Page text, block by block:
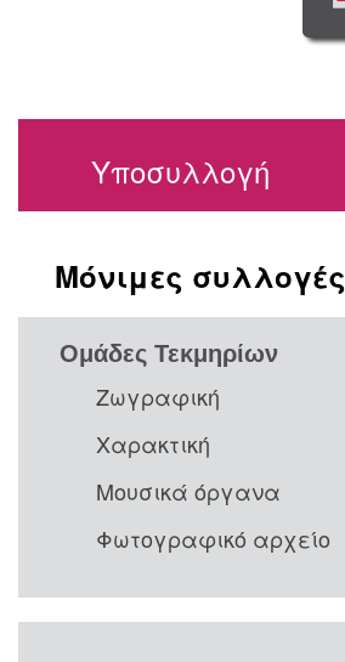
Υποσυλλογή
Μόνιμες συλλογές
Ομάδες Τεκμηρίων
Ζωγραφική
Χαρακτική
Μουσικά όργανα
Φωτογραφικό αρχείο